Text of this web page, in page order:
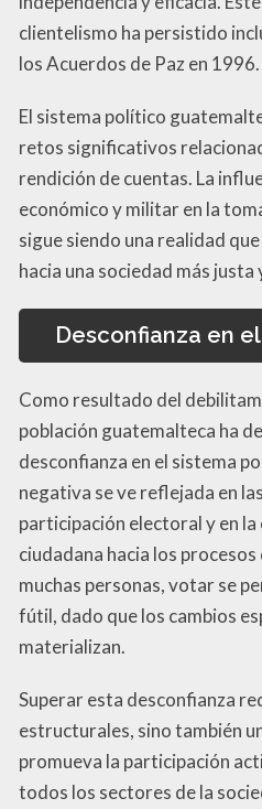
clientelismo ha persistido
los Acuerdos de Paz en 1996.
El sistema político
retos significativos
rendición de cuentas. La
económico y militar en la
sigue siendo una realidad
hacia una sociedad más
Desconfianza en
Como resultado del
población guatemalteca ha
desconfianza en el sistema
negativa se ve reflejada en
participación electoral y en
ciudadana hacia los
muchas personas, votar se
fútil, dado que los cambios
materializan.
Superar esta desconfianza
estructurales, sino también
promueva la participación
todos los sectores de la